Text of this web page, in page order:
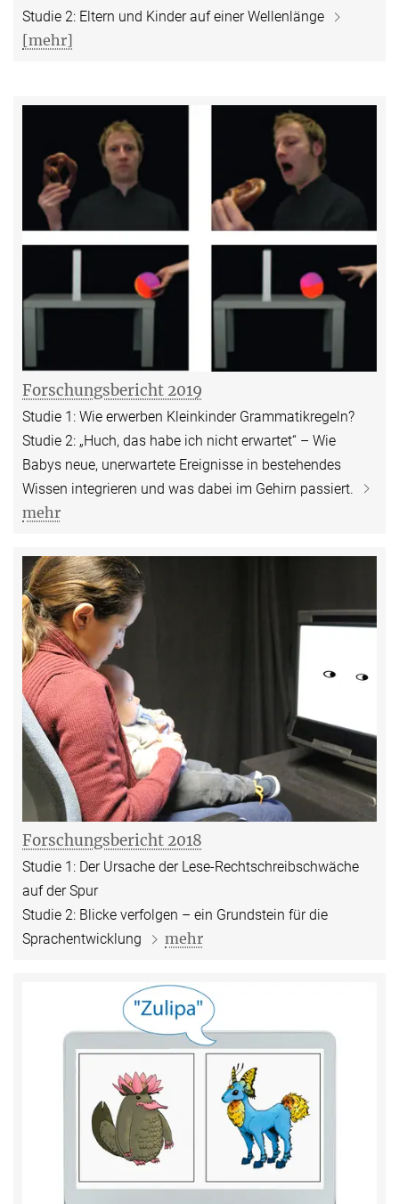
Studie 2: Eltern und Kinder auf einer Wellenlänge
[mehr]
Forschungsbericht 2019
Studie 1: Wie erwerben Kleinkinder Grammatikregeln?
Studie 2: „Huch, das habe ich nicht erwartet“ – Wie
Babys neue, unerwartete Ereignisse in bestehendes
Wissen integrieren und was dabei im Gehirn passiert.
mehr
Forschungsbericht 2018
Studie 1: Der Ursache der Lese-Rechtschreibschwäche
auf der Spur
Studie 2: Blicke verfolgen – ein Grundstein für die
Sprachentwicklung
mehr